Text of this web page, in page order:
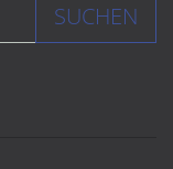
SUCHEN